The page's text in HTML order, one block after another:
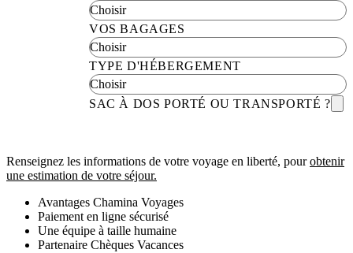
VOS BAGAGES
TYPE D'HÉBERGEMENT
SAC À DOS PORTÉ OU TRANSPORTÉ ?
Renseignez les informations de votre voyage en liberté, pourobtenir
une estimation de votre séjour.
Avantages Chamina Voyages
Paiement en ligne sécurisé
Une équipe à taille humaine
Partenaire Chèques Vacances